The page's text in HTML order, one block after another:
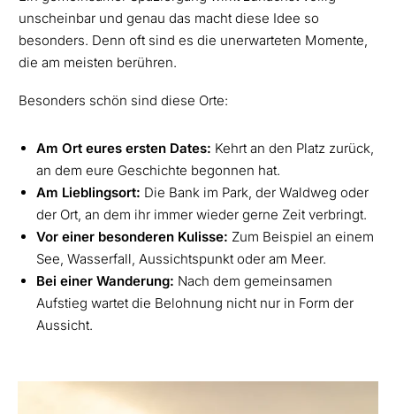
unscheinbar und genau das macht diese Idee so
besonders. Denn oft sind es die unerwarteten Momente,
die am meisten berühren.
Besonders schön sind diese Orte:
Am Ort eures ersten Dates: Kehrt an den Platz zurück,
an dem eure Geschichte begonnen hat.
Am Lieblingsort: Die Bank im Park, der Waldweg oder
der Ort, an dem ihr immer wieder gerne Zeit verbringt.
Vor einer besonderen Kulisse: Zum Beispiel an einem
See, Wasserfall, Aussichtspunkt oder am Meer.
Bei einer Wanderung: Nach dem gemeinsamen
Aufstieg wartet die Belohnung nicht nur in Form der
Aussicht.